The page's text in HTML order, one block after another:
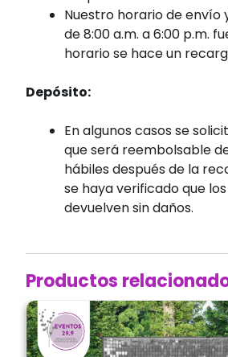
Nuestro horario de envío
de 8:00 a.m. a 6:00 p.m.
horario se hace un
Depósito:
En algunos casos se
que será reembolsable
hábiles después de la
se haya verificado que
devuelven sin daños.
Productos
Alquiler de Shimmer Wall Plateado 1.80